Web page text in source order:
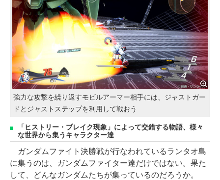
強力な攻撃を繰り返すモビルアーマー相手には、ジャストガー
ドとジャストステップを利用して戦おう
「ヒストリー・ブレイク現象」によって交錯する物語、様々
な世界から集うキャラクター達
ガンダムファイト決勝戦が行なわれているランタオ島
に集うのは、ガンダムファイター達だけではない。果た
して、どんなガンダムたちが集っているのだろうか。